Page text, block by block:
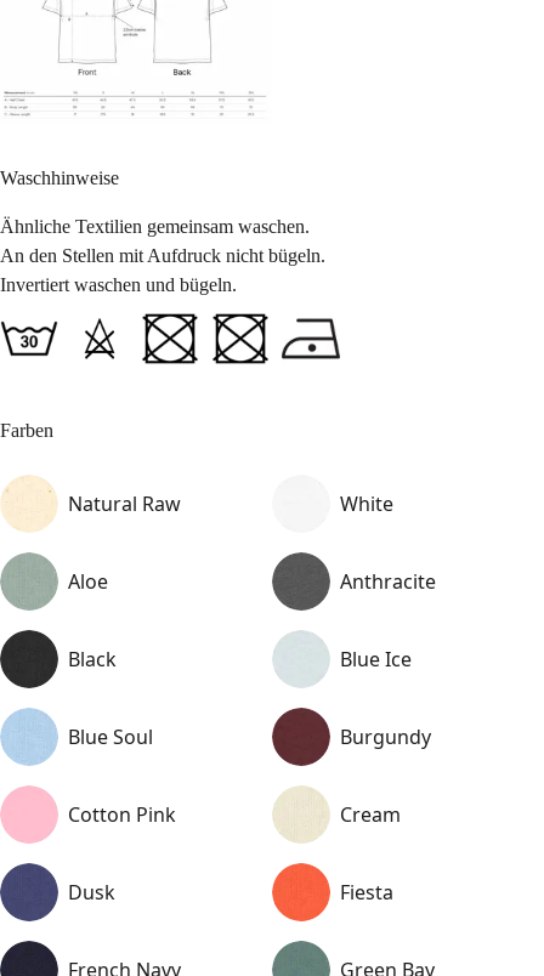
Waschhinweise
Ähnliche Textilien gemeinsam waschen.
An den Stellen mit Aufdruck nicht bügeln.
Invertiert waschen und bügeln.
Farben
Natural Raw White
Aloe Anthracite
Black Blue Ice
Blue Soul Burgundy
Cotton Pink Cream
Dusk Fiesta
French Navy Green Bay